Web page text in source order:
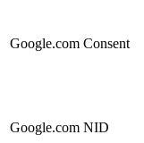
Google.com Consent
Google.com NID